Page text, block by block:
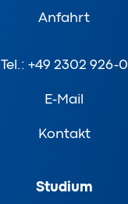
Anfahrt
Tel.: +49 2302 926-0
E-Mail
Kontakt
Studium